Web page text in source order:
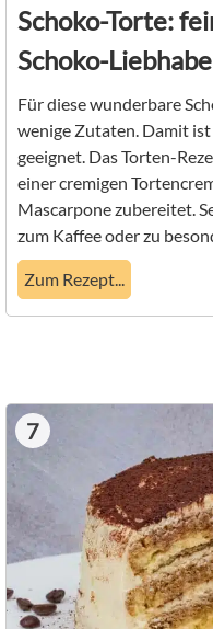
Schoko-Torte:
Schoko-
Für diese wunderbare
wenige Zutaten. Damit
geeignet. Das Torten-
einer cremigen
Mascarpone zubereitet.
zum Kaffee oder zu
Zum Rezept...
7